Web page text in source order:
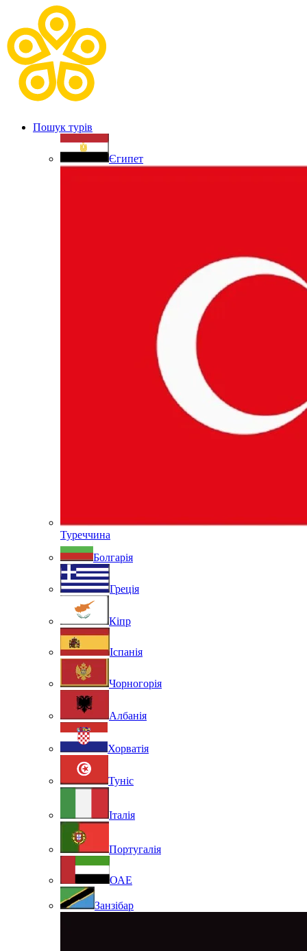
Пошук турів
Єгипет
Туреччина
Болгарія
Греція
Кіпр
Іспанія
Чорногорія
Албанія
Хорватія
Туніс
Італія
Португалія
ОАЕ
Занзібар